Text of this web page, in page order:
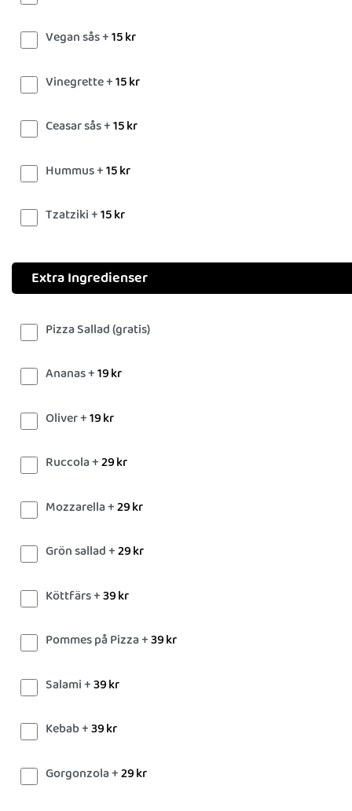
Vegan sås +15kr
Vinegrette +15kr
Ceasar sås +15kr
Hummus +15kr
Tzatziki +15kr
Extra Ingredienser
Pizza Sallad (gratis)
Ananas +19kr
Oliver +19kr
Ruccola +29kr
Mozzarella +29kr
Grön sallad +29kr
Köttfärs +39kr
Pommes på Pizza +39kr
Salami +39kr
Kebab +39kr
Gorgonzola +29kr